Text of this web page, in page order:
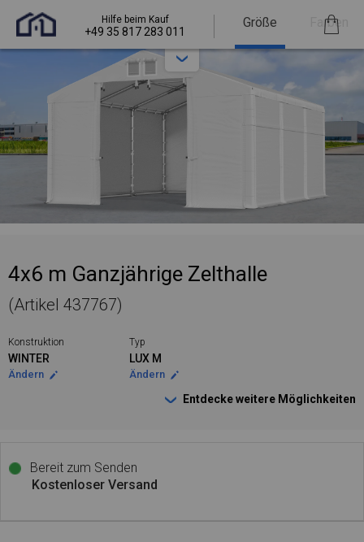
Hilfe beim Kauf
+49 35 817 283 011
Größe Farben
4x6 m Ganzjährige Zelthalle
(Artikel 437767)
Konstruktion
WINTER
Ändern
Typ
LUX M
Ändern
Entdecke weitere Möglichkeiten
Bereit zum Senden
Kostenloser Versand